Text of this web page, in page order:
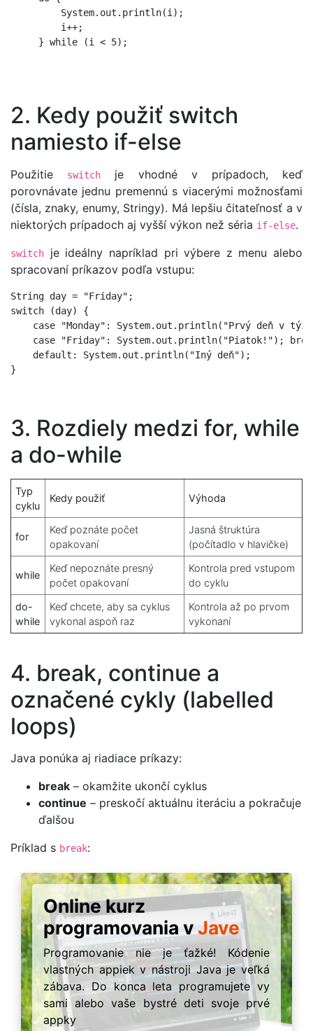
    System.out.println(i);
    i++;
} while (i < 5);
2. Kedy použiť switch
namiesto if-else
Použitie switch
je vhodné v prípadoch, keď
porovnávate jednu premennú s viacerými možnosťami
(čísla, znaky, enumy, Stringy). Má lepšiu čitateľnosť a v
niektorých prípadoch aj vyšší výkon než séria if-else.
switch
je ideálny napríklad pri výbere z menu alebo
spracovaní príkazov podľa vstupu:
String day = "Friday";
switch (day) {
case "Monday": System.out.println("Prvý deň v
case "Friday": System.out.println("Piatok!");
    default: System.out.println("Iný deň");
3. Rozdiely medzi for, while
a do-while
Typ
cyklu
Kedy použiť Výhoda
for
Keď poznáte počet
opakovaní
Jasná štruktúra
(počítadlo v hlavičke)
while
Keď nepoznáte presný
počet opakovaní
Kontrola pred vstupom
do cyklu
do-
while
Keď chcete, aby sa cyklus
vykonal aspoň raz
Kontrola až po prvom
vykonaní
4. break, continue a
označené cykly (labelled
loops)
Java ponúka aj riadiace príkazy:
break – okamžite ukončí cyklus
continue – preskočí aktuálnu iteráciu a pokračuje
ďalšou
Príklad s break:
Online kurz
programovania vJave
Programovanie nie je ťažké! Kódenie
vlastných appiek v nástroji Java je veľká
zábava. Do konca leta programujete vy
sami alebo vaše bystré deti svoje prvé
appky